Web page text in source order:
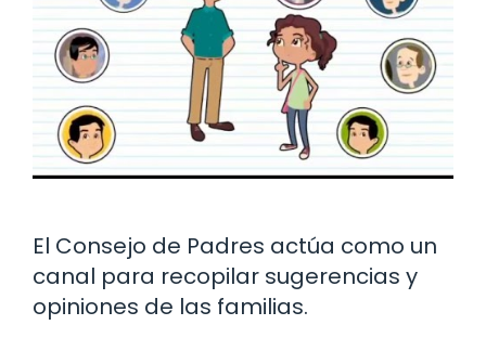
El Consejo de Padres actúa como un
canal para recopilar sugerencias y
opiniones de las familias.